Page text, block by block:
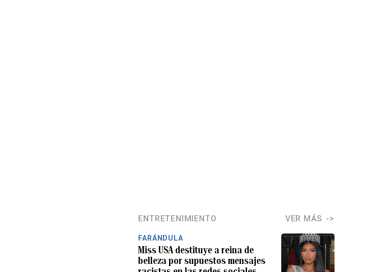
ENTRETENIMIENTO VER MÁS
FARÁNDULA
Miss USA destituye a reina de
belleza por supuestos mensajes